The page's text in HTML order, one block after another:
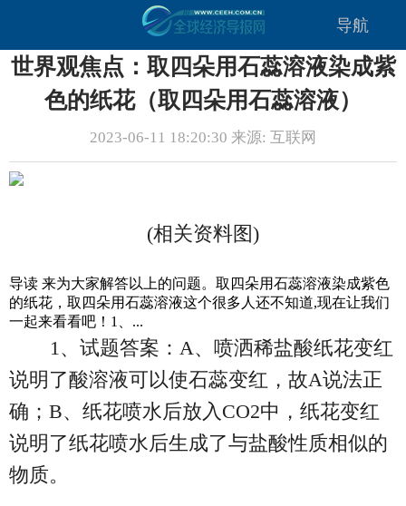
导航
世界观焦点：取四朵用石蕊溶液染成紫
色的纸花（取四朵用石蕊溶液）
2023-06-11 18:20:30 来源: 互联网
(相关资料图)
导读 来为大家解答以上的问题。取四朵用石蕊溶液染成紫色
的纸花，取四朵用石蕊溶液这个很多人还不知道,现在让我们
一起来看看吧！1、...
1、试题答案：A、喷洒稀盐酸纸花变红
说明了酸溶液可以使石蕊变红，故A说法正
确；B、纸花喷水后放入CO2中，纸花变红
说明了纸花喷水后生成了与盐酸性质相似的
物质。